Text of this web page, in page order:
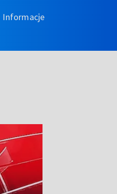
Informacje